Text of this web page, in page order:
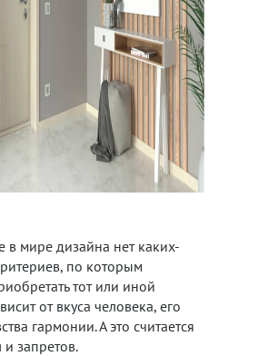
в мире дизайна нет каких-
по которым
тот или иной
от вкуса человека, его
гармонии. А это считается
запретов.